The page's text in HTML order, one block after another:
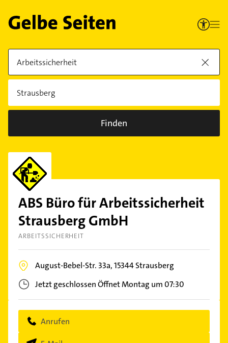
Finden
ABS Büro für Arbeitssicherheit
Strausberg GmbH
ARBEITSSICHERHEIT
August-Bebel-Str. 33a,15344Strausberg
Jetzt geschlossenÖffnet Montag um 07:30
Anrufen